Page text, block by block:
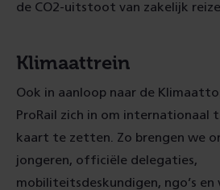
de CO2-uitstoot van zakelijk
Klimaattrein
Ook in aanloop naar de
ProRail zich in om internationaal
kaart te zetten. Zo brengen we
jongeren, officiële delegaties,
mobiliteitsdeskundigen, ngo’s